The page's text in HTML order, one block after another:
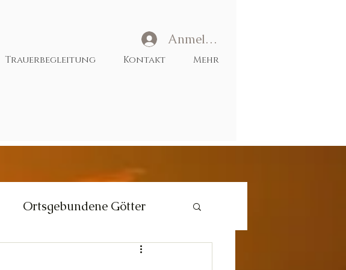
Anmelden
Trauerbegleitung Kontakt Mehr
Ortsgebundene Götter